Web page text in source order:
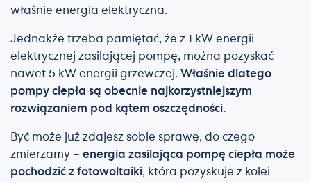
właśnie energia elektryczna.
Jednakże trzeba pamiętać, że z 1 kW energii
elektrycznej zasilającej pompę, można pozyskać
nawet 5 kW energii grzewczej. Właśnie dlatego
pompy ciepła są obecnie najkorzystniejszym
rozwiązaniem pod kątem oszczędności.
Być może już zdajesz sobie sprawę, do czego
zmierzamy – energia zasilająca pompę ciepła może
pochodzić z fotowoltaiki, która pozyskuje z kolei